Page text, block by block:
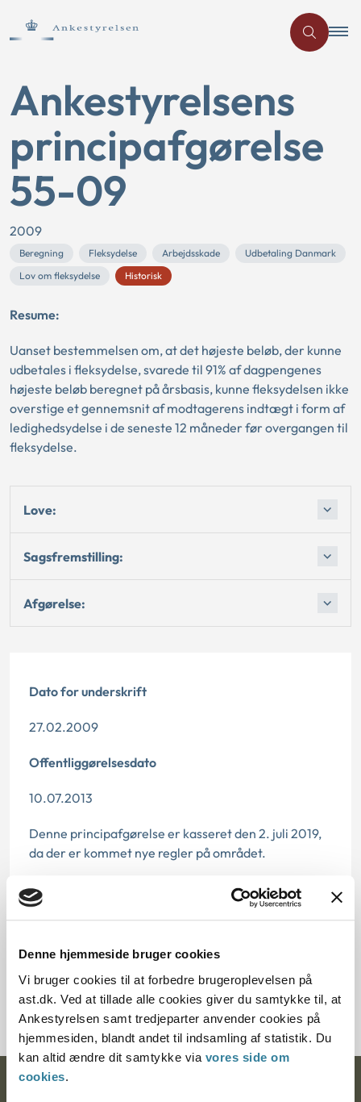
Denne hjemmeside bruger cookies
Vi bruger cookies til at forbedre brugeroplevelsen på
ast.dk. Ved at tillade alle cookies giver du samtykke til, at
Ankestyrelsen samt tredjeparter anvender cookies på
hjemmesiden, blandt andet til indsamling af statistik. Du
kan altid ændre dit samtykke via vores side om
cookies.
Ankestyrelsens
principafgørelse
55-09
2009
Beregning Fleksydelse Arbejdsskade
Udbetaling Danmark
Lov om fleksydelse
Historisk
Resume:
Uanset bestemmelsen om, at det højeste beløb, der kunne
udbetales i fleksydelse, svarede til 91% af dagpengenes
højeste beløb beregnet på årsbasis, kunne fleksydelsen ikke
overstige et gennemsnit af modtagerens indtægt i form af
ledighedsydelse i de seneste 12 måneder før overgangen til
fleksydelse.
Love:
Sagsfremstilling:
Afgørelse:
Dato for underskrift
27.02.2009
Offentliggørelsesdato
10.07.2013
Denne principafgørelse er kasseret den 2. juli 2019,
da der er kommet nye regler på området.
Paragraf
§ 17
Journalnummer
7100011-08